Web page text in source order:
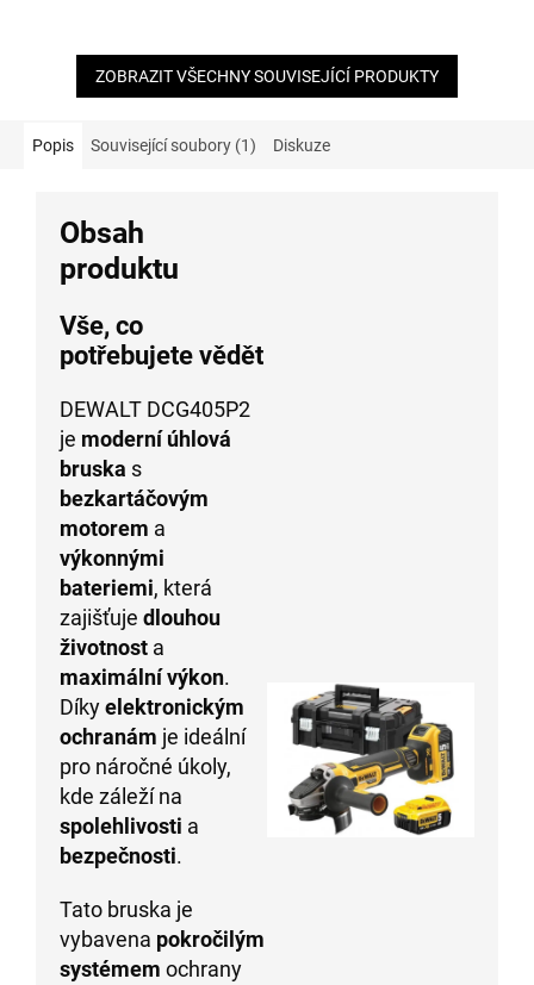
ZOBRAZIT VŠECHNY SOUVISEJÍCÍ PRODUKTY
Popis Související soubory (1) Diskuze
Obsah
produktu
Vše, co
potřebujete vědět
DEWALT DCG405P2
je moderní úhlová
bruska s
bezkartáčovým
motorem a
výkonnými
bateriemi, která
zajišťuje dlouhou
životnost a
maximální výkon.
Díkyelektronickým
ochranám je ideální
pro náročné úkoly,
kde záleží na
spolehlivosti a
bezpečnosti.
Tato bruska je
vybavena pokročilým
systémem ochrany